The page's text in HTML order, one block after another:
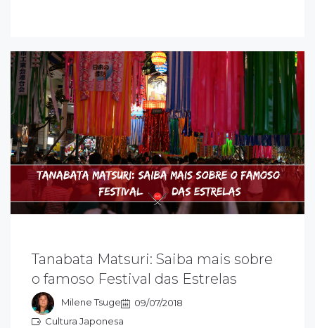
Tanabata Matsuri: Saiba mais sobre
o famoso Festival das Estrelas
Milene Tsuge
09/07/2018
Cultura Japonesa
Matsuri ou Festival das Estrelas é
festival tradicional que conta a história de
amor que é vivido uma vez por ano, no
7 de Julho, pelas estrelas Vega e Altair.